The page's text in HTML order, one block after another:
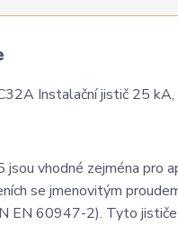
Instalační jistič 25
vhodné zejména pro
se jmenovitým
EN 60947-2). Tyto